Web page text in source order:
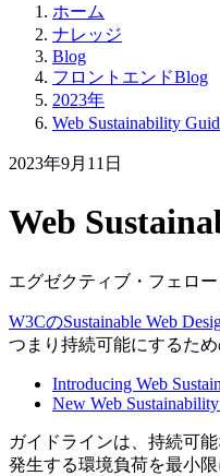
ホーム
ナレッジ
Blog
フロントエンドBlog
2023年
Web Sustainability
2023年9月11日
Web
エグゼクティブ・フェロ
W3CのSustainable Web
つまり持続可能にするた
Introducing Web
New Web
ガイドラインは、持続可
発生する環境負荷を最小